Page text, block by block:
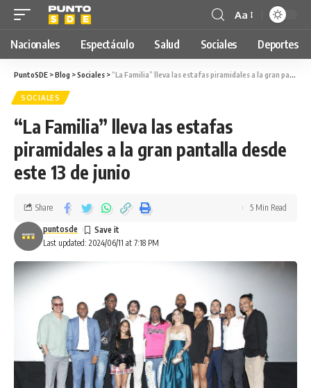
Aa
Nacionales Espectáculo Salud Sociales Deportes
PuntoSDE >Blog >Sociales > “La Familia” lleva las estafas piramidales a la gran pantalla desde este 13 de junio
SOCIALES
“La Familia” lleva las estafas
piramidales a la gran pantalla desde
este 13 de junio
Last updated: 2024/06/11 at 7:18 PM
puntosde
Share 5 Min Read